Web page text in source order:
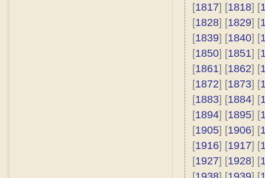
[1817] [1818] [
[1828] [1829] [
[1839] [1840] [
[1850] [1851] [
[1861] [1862] [
[1872] [1873] [
[1883] [1884] [
[1894] [1895] [
[1905] [1906] [
[1916] [1917] [
[1927] [1928] [